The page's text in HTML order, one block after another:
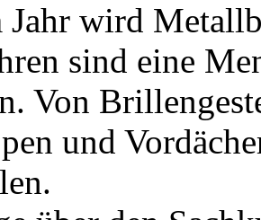
Jahr wird
sind eine
Von
und